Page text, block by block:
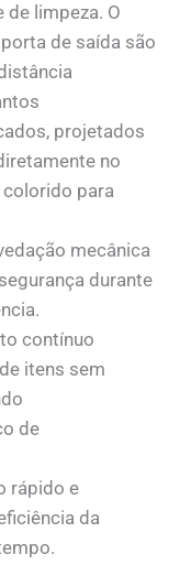
limpeza. O
de saída são
projetados
no
colorido para
mecânica
durante
contínuo
itens sem
de
rápido e
da